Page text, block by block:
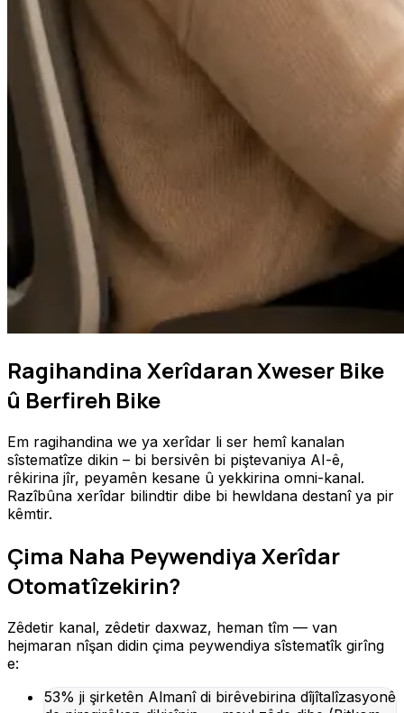
Ragihandina Xerîdaran Xweser Bike
û Berfireh Bike
Em ragihandina we ya xerîdar li ser hemî kanalan
sîstematîze dikin – bi bersivên bi piştevaniya AI-ê,
rêkirina jîr, peyamên kesane û yekkirina omni-kanal.
Razîbûna xerîdar bilindtir dibe bi hewldana destanî ya pir
kêmtir.
Çima Naha Peywendiya Xerîdar
Otomatîzekirin?
Zêdetir kanal, zêdetir daxwaz, heman tîm — van
hejmaran nîşan didin çima peywendiya sîstematîk girîng
e:
53% ji şirketên Almanî di birêvebirina dîjîtalîzasyonê